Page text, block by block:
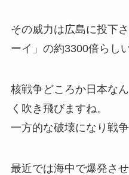
その威力は広島に投下
ーイ」の約3300倍らし
核戦争どころか日本な
く吹き飛びますね。
一方的な破壊になり戦
最近では海中で爆発さ